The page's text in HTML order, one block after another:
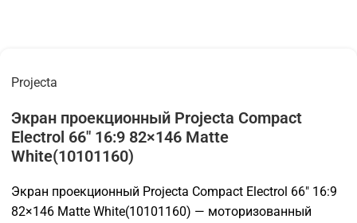
Projecta
Экран проекционный Projecta Compact
Electrol 66″ 16:9 82×146 Matte
White(10101160)
Экран проекционный Projecta Compact Electrol 66″ 16:9
82×146 Matte White(10101160) — моторизованный